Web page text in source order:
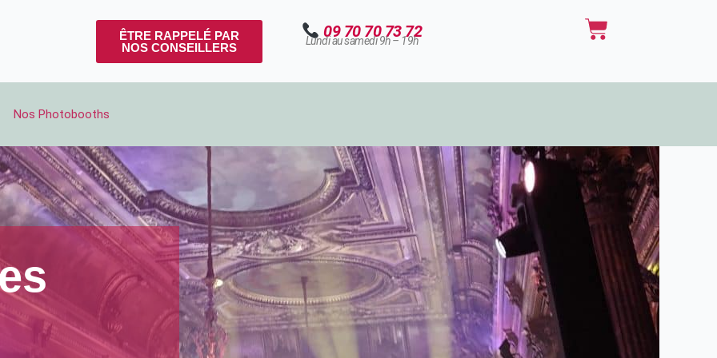
ÊTRE RAPPELÉ PAR
NOS CONSEILLERS
09 70 70 73 72
Lundi au samedi 9h – 19h Panier
Nos Photobooths